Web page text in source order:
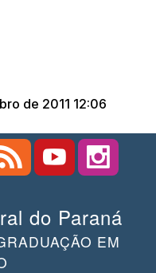
de 2011 12:06
do Paraná
EM